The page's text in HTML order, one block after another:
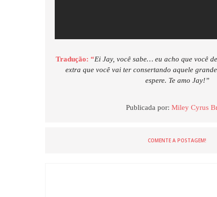
Tradução: “Ei Jay, você sabe… eu acho que você
extra que você vai ter consertando aquele
espere. Te amo Jay!”
Publicada por:Miley Cyrus
COMENTE A POSTAGEM!